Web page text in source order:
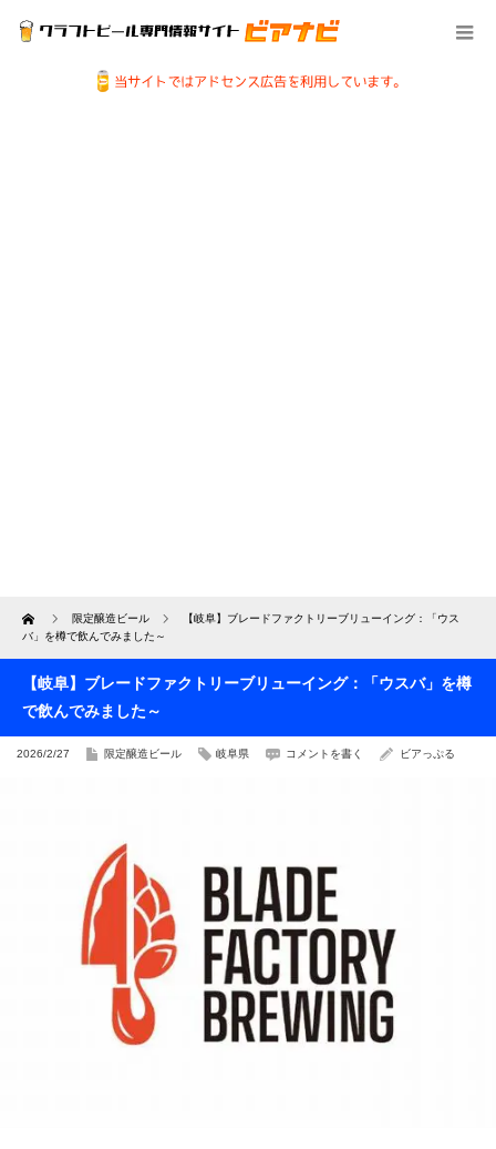
Home 限定醸造ビール
【岐阜】ブレードファクトリーブリューイング：「ウス
バ」を樽で飲んでみました～
【岐阜】ブレードファクトリーブリューイング：「ウスバ」を樽
で飲んでみました～
2026/2/27 限定醸造ビール 岐阜県 コメントを書く ビアっぷる